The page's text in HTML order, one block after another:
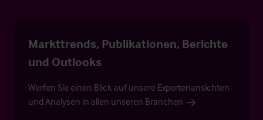
Markttrends, Publikationen, Berichte
und Outlooks
Werfen Sie einen Blick auf unsere Expertenansichten
und Analysen in allen unseren Branchen